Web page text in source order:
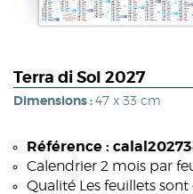
Terra di Sol 2027
Dimensions : 47 x 33 cm
Référence :
Calendrier 2 mois par
Qualité Les feuillets